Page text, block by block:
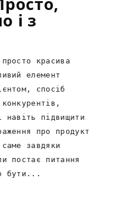
і з
красива
елемент
спосіб
навіть підвищити
про продукт
завдяки
постає питання
бути